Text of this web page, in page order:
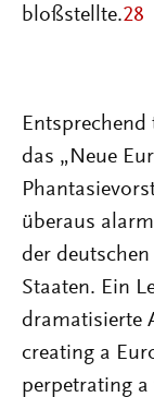
bloßstellte.28
das „Neue
überaus
der
Staaten. Ein
dramatisierte
creating a
perpetrating